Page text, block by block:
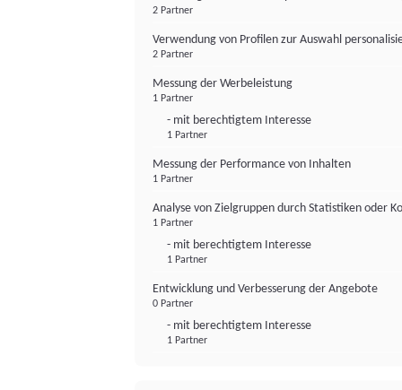
2 Partner
Verwendung von Profilen zur Auswahl
2 Partner
Messung der Werbeleistung
1 Partner
- mit berechtigtem Interesse
1 Partner
Messung der Performance von Inhalten
1 Partner
Analyse von Zielgruppen durch Statistiken oder
1 Partner
- mit berechtigtem Interesse
1 Partner
Entwicklung und Verbesserung der Angebote
0 Partner
- mit berechtigtem Interesse
1 Partner